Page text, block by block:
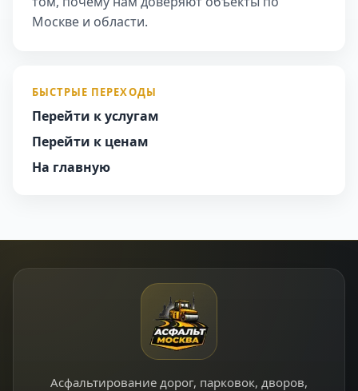
Москве и области.
БЫСТРЫЕ ПЕРЕХОДЫ
Перейти к услугам
Перейти к ценам
На главную
Асфальтирование дорог, парковок, дворов,